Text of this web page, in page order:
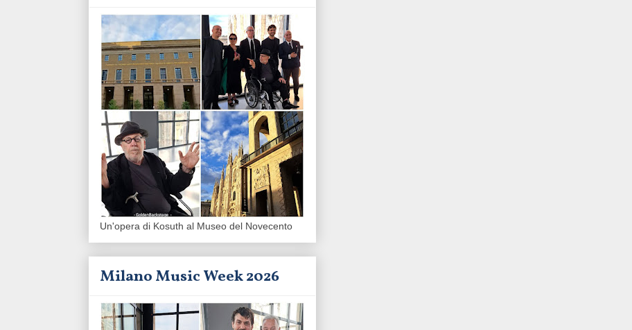
Un'opera di Kosuth al Museo del Novecento
Milano Music Week 2026